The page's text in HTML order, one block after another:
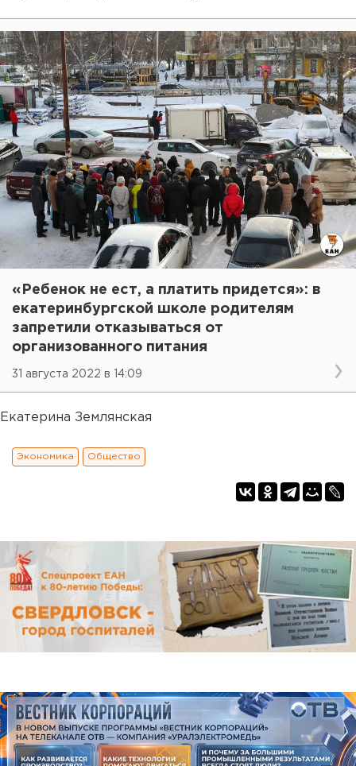
«Ребенок не ест, а платить придется»: в
екатеринбургской школе родителям
запретили отказываться от
организованного питания
31 августа 2022 в 14:09
Екатерина Землянская
Экономика Общество